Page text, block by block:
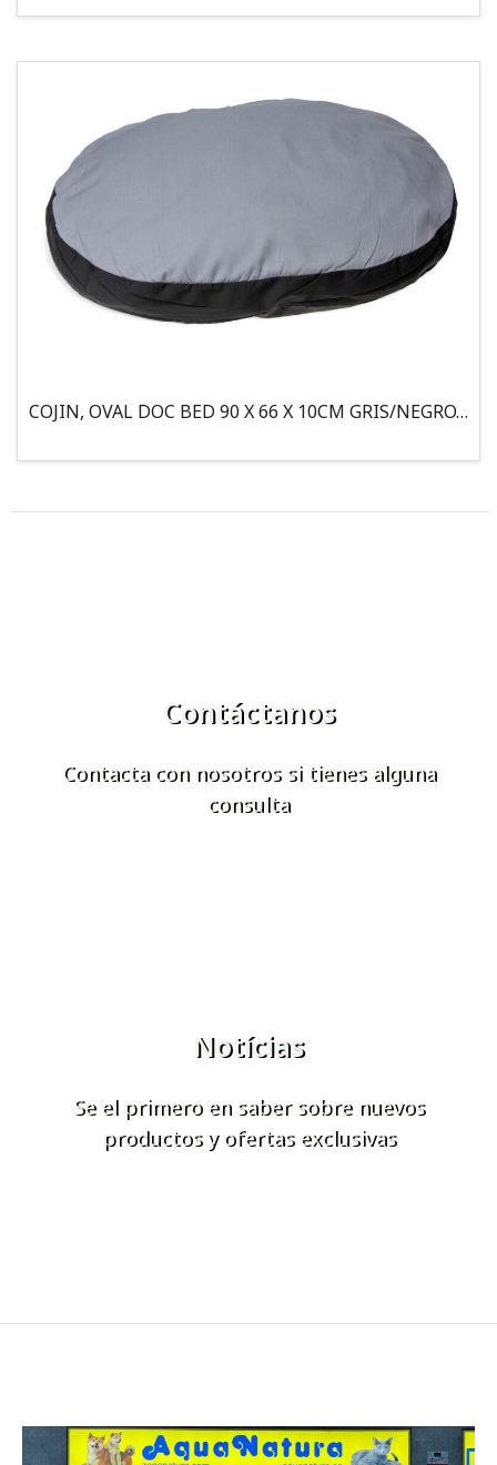
COJIN, OVAL DOC BED 90 X 66 X 10CM GRIS/NEGRO, 95°
Contáctanos
Contacta con nosotros si tienes alguna
consulta
Notícias
Se el primero en saber sobre nuevos
productos y ofertas exclusivas